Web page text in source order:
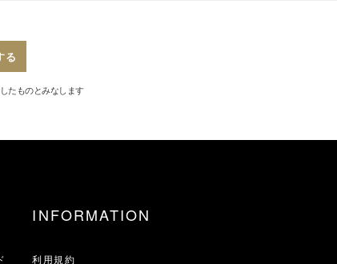
る
たものとみなします
INFORMATION
利用規約